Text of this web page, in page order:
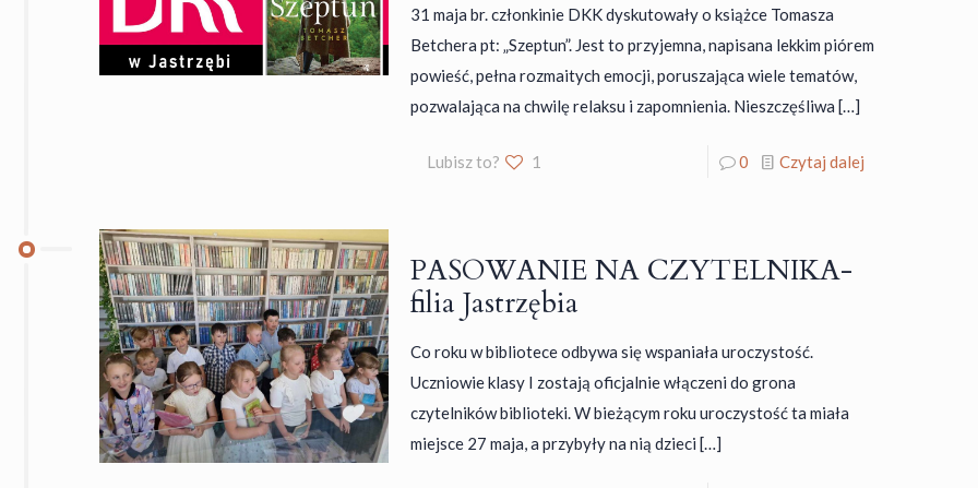
31 maja br. członkinie DKK dyskutowały o książce Tomasza
Betchera pt: „Szeptun”. Jest to przyjemna, napisana lekkim piórem
powieść, pełna rozmaitych emocji, poruszająca wiele tematów,
pozwalająca na chwilę relaksu i zapomnienia. Nieszczęśliwa […]
Lubisz to? 1 0 Czytaj dalej
PASOWANIE NA CZYTELNIKA-
filia Jastrzębia
Co roku w bibliotece odbywa się wspaniała uroczystość.
Uczniowie klasy I zostają oficjalnie włączeni do grona
czytelników biblioteki. W bieżącym roku uroczystość ta miała
miejsce 27 maja, a przybyły na nią dzieci […]